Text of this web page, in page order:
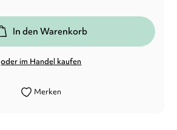
In den Warenkorb
oder im Handel kaufen
Merken